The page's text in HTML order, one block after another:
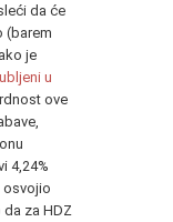
da će
(barem
je
u
ove
4,24%
osvojio
za HDZ